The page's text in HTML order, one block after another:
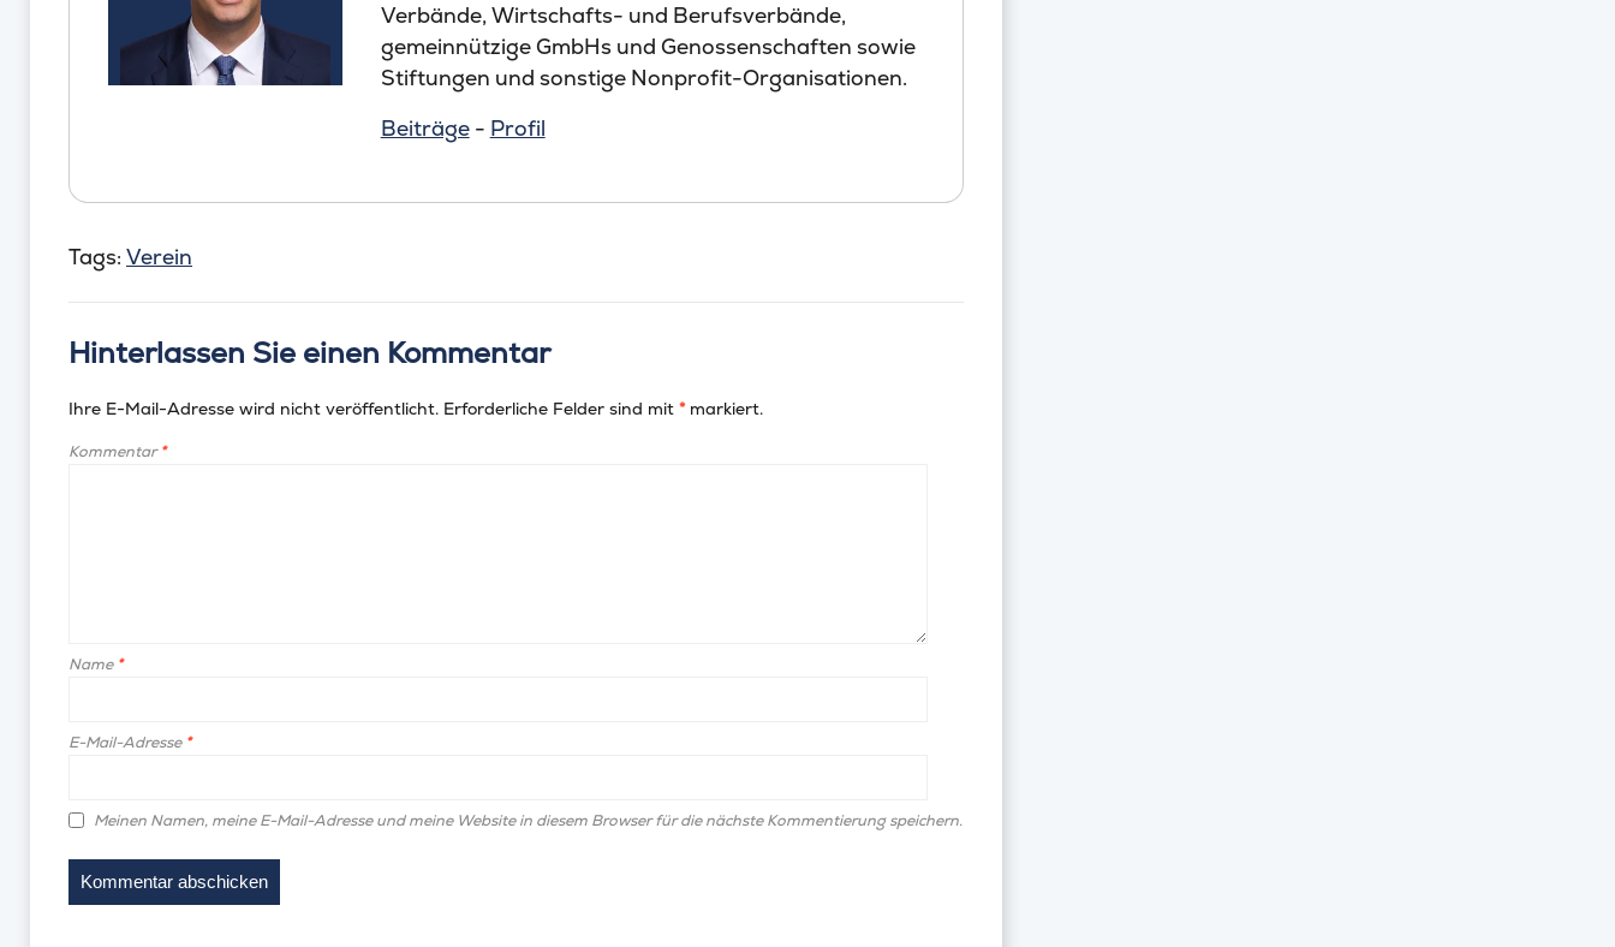
Verbände, Wirtschafts- und Berufsverbände,
gemeinnützige GmbHs und Genossenschaften sowie
Stiftungen und sonstige Nonprofit-Organisationen.
Beiträge- Profil
Tags: Verein
Hinterlassen Sie einen Kommentar
Ihre E-Mail-Adresse wird nicht veröffentlicht. Erforderliche Felder sind mit *markiert.
Kommentar*
Name *
E-Mail-Adresse *
Meinen Namen, meine E-Mail-Adresse und meine Website in diesem Browser für die nächste Kommentierung speichern.